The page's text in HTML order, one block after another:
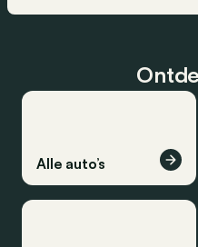
Alle auto’s